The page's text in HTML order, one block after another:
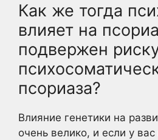
Как же тогда
влияет на
подвержен
псориаза?
Влияние генетики на
очень велико, и если у вас